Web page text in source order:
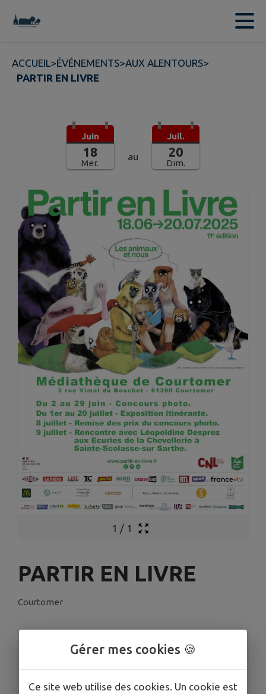
Contenu
ACCUEIL>ÉVÉNEMENTS>AUX ALENTOURS>
PARTIR EN LIVRE
Juin
18
Mer.
au
Juil.
20
Dim.
1 / 1
PARTIR EN LIVRE
Courtomer
LIEU
3 Rue Vimal du Bouchet, 61390 Courtomer
Gérer mes cookies 🍪
Ce site web utilise des cookies. Un cookie est